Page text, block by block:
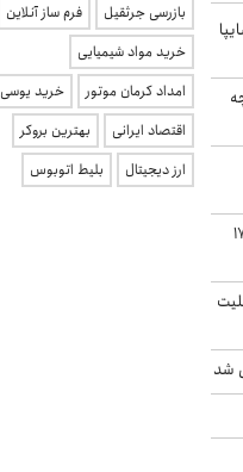
امروز شنبه ۱۷
شد
بازرسی جرثقیل
فرم ساز آنلاین
خرید مواد شیمیایی
امداد کرمان موتور
خرید یوسی
اقتصاد ایرانی
بهترین بروکر
ارز دیجیتال
بلیط اتوبوس